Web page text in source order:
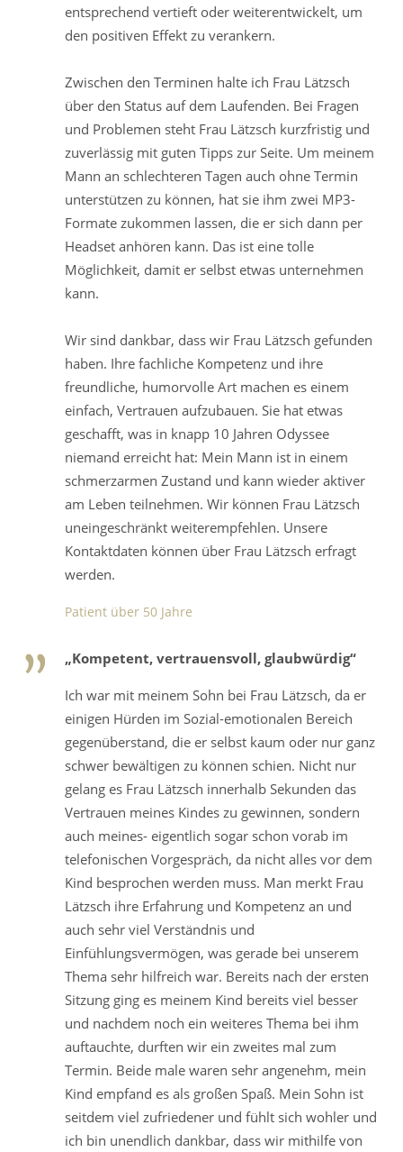
entsprechend vertieft oder weiterentwickelt, um
den positiven Effekt zu verankern.
Zwischen den Terminen halte ich Frau Lätzsch
über den Status auf dem Laufenden. Bei Fragen
und Problemen steht Frau Lätzsch kurzfristig und
zuverlässig mit guten Tipps zur Seite. Um meinem
Mann an schlechteren Tagen auch ohne Termin
unterstützen zu können, hat sie ihm zwei MP3-
Formate zukommen lassen, die er sich dann per
Headset anhören kann. Das ist eine tolle
Möglichkeit, damit er selbst etwas unternehmen
kann.
Wir sind dankbar, dass wir Frau Lätzsch gefunden
haben. Ihre fachliche Kompetenz und ihre
freundliche, humorvolle Art machen es einem
einfach, Vertrauen aufzubauen. Sie hat etwas
geschafft, was in knapp 10 Jahren Odyssee
niemand erreicht hat: Mein Mann ist in einem
schmerzarmen Zustand und kann wieder aktiver
am Leben teilnehmen. Wir können Frau Lätzsch
uneingeschränkt weiterempfehlen. Unsere
Kontaktdaten können über Frau Lätzsch erfragt
werden.
Patient über 50 Jahre
„Kompetent, vertrauensvoll, glaubwürdig“
Ich war mit meinem Sohn bei Frau Lätzsch, da er
einigen Hürden im Sozial-emotionalen Bereich
gegenüberstand, die er selbst kaum oder nur ganz
schwer bewältigen zu können schien. Nicht nur
gelang es Frau Lätzsch innerhalb Sekunden das
Vertrauen meines Kindes zu gewinnen, sondern
auch meines- eigentlich sogar schon vorab im
telefonischen Vorgespräch, da nicht alles vor dem
Kind besprochen werden muss. Man merkt Frau
Lätzsch ihre Erfahrung und Kompetenz an und
auch sehr viel Verständnis und
Einfühlungsvermögen, was gerade bei unserem
Thema sehr hilfreich war. Bereits nach der ersten
Sitzung ging es meinem Kind bereits viel besser
und nachdem noch ein weiteres Thema bei ihm
auftauchte, durften wir ein zweites mal zum
Termin. Beide male waren sehr angenehm, mein
Kind empfand es als großen Spaß. Mein Sohn ist
seitdem viel zufriedener und fühlt sich wohler und
ich bin unendlich dankbar, dass wir mithilfe von